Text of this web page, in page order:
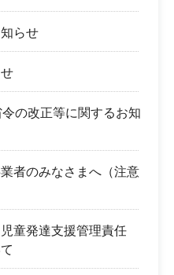
らせ
の改正等に関するお知
者のみなさまへ（注意
童発達支援管理責任